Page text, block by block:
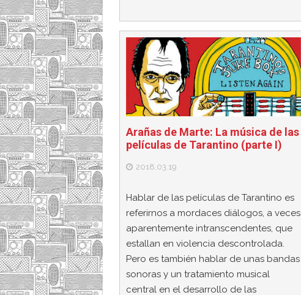
Arañas de Marte: La música de las
películas de Tarantino (parte I)
2018.03.19
Hablar de las películas de Tarantino es
referirnos a mordaces diálogos, a veces
aparentemente intranscendentes, que
estallan en violencia descontrolada.
Pero es también hablar de unas bandas
sonoras y un tratamiento musical
central en el desarrollo de las